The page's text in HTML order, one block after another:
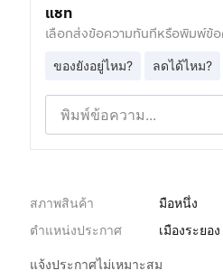
แชท
เลือกส่งข้อความทันทีหรือพิมพ์ข้
ของยังอยู่ไหม? ลดได้ไหม?
สภาพสินค้า มือหนึ่ง
ตำแหน่งประกาศ
เมืองระยอ
แจ้งประกาศไม่เหมาะสม